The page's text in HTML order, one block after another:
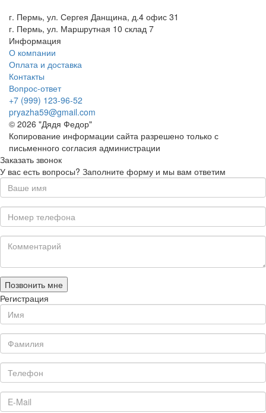
г. Пермь, ул. Сергея Данщина, д.4 офис 31
г. Пермь, ул. Маршрутная 10 склад 7
Информация
О компании
Оплата и доставка
Контакты
Вопрос-ответ
+7 (999) 123-96-52
pryazha59@gmail.com
© 2026 "Дядя Федор"
Копирование информации сайта разрешено только с
письменного согласия администрации
Заказать звонок
У вас есть вопросы? Заполните форму и мы вам ответим
Позвонить мне
Регистрация